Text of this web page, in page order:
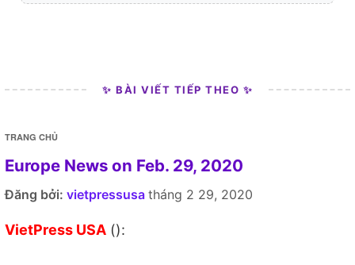
✨ BÀI VIẾT TIẾP THEO ✨
TRANG CHỦ
Europe News on Feb. 29, 2020
Đăng bởi: vietpressusa tháng 2 29, 2020
VietPress USA ():